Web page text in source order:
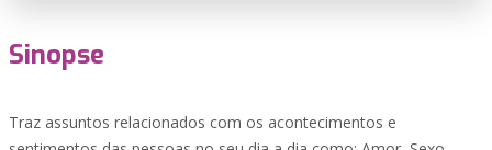
Sinopse
Traz assuntos relacionados com os acontecimentos e